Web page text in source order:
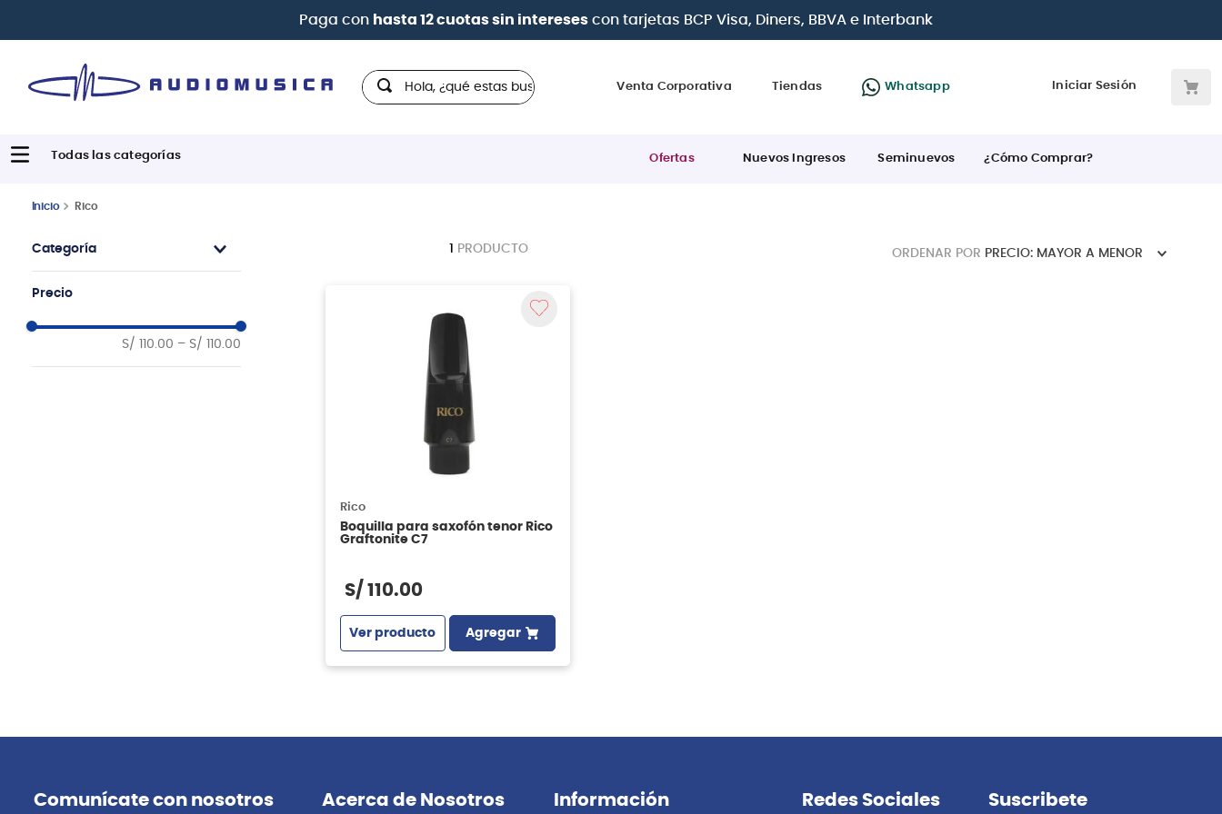
Paga con hasta 12 cuotas sin interesescon tarjetas BCP Visa, Diners, BBVA e Interbank
Hola, ¿qué estas buscando?
Venta Corporativa Tiendas Whatsapp Iniciar Sesión
Ofertas Nuevos Ingresos Seminuevos ¿Cómo Comprar?
Rico
Categoría
Precio
S/ 110.00 – S/ 110.00
1 PRODUCTO ORDENAR POR PRECIO: MAYOR A MENOR
Rico
Boquilla para saxofón tenor Rico
Graftonite C7
S/ 110.00
Ver producto Agregar
Comunícate con nosotros Acerca de Nosotros Información Redes Sociales Suscribete